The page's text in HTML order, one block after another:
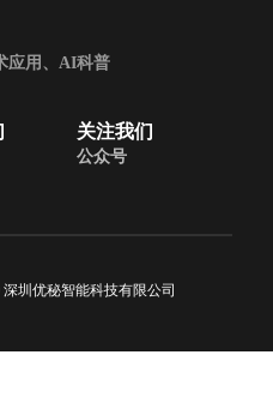
应用、AI科普
关注我们
公众号
圳优秘智能科技有限公司